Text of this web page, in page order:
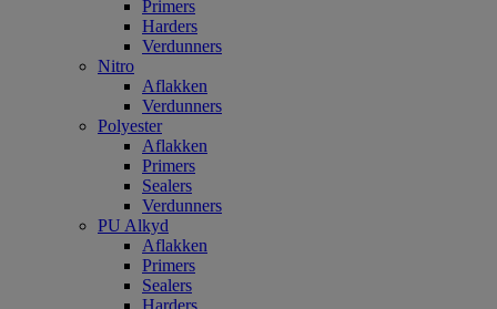
Primers
Harders
Verdunners
Nitro
Aflakken
Verdunners
Polyester
Aflakken
Primers
Sealers
Verdunners
PU Alkyd
Aflakken
Primers
Sealers
Harders